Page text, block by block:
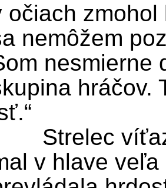
očiach zmohol
nemôžem
nesmierne
hráčov.
v hlave